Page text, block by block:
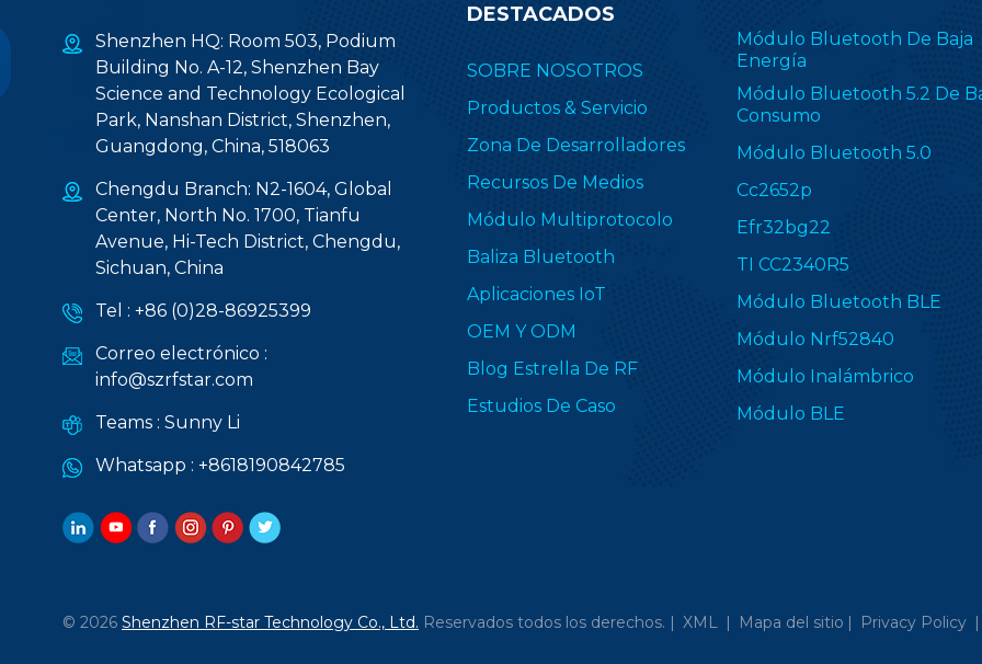
Shenzhen HQ: Room 503, Podium
Building No. A-12, Shenzhen Bay
Science and Technology Ecological
Park, Nanshan District, Shenzhen,
Guangdong, China, 518063
Chengdu Branch: N2-1604, Global
Center, North No. 1700, Tianfu
Avenue, Hi-Tech District, Chengdu,
Sichuan, China
Tel : +86 (0)28-86925399
Correo electrónico :
info@szrfstar.com
Teams : Sunny Li
Whatsapp : +8618190842785
DESTACADOS
SOBRE NOSOTROS
Productos & Servicio
Zona De Desarrolladores
Recursos De Medios
Módulo Multiprotocolo
Baliza Bluetooth
Aplicaciones IoT
OEM Y ODM
Blog Estrella De RF
Estudios De Caso
Módulo Bluetooth De Baja
Energía
Módulo Bluetooth 5.2 De
Consumo
Módulo Bluetooth 5.0
Cc2652p
Efr32bg22
TI CC2340R5
Módulo Bluetooth BLE
Módulo Nrf52840
Módulo Inalámbrico
Módulo BLE
© 2026 Shenzhen RF-star Technology Co., Ltd. Reservados todos los derechos. | XML | Mapa del sitio | Privacy Policy